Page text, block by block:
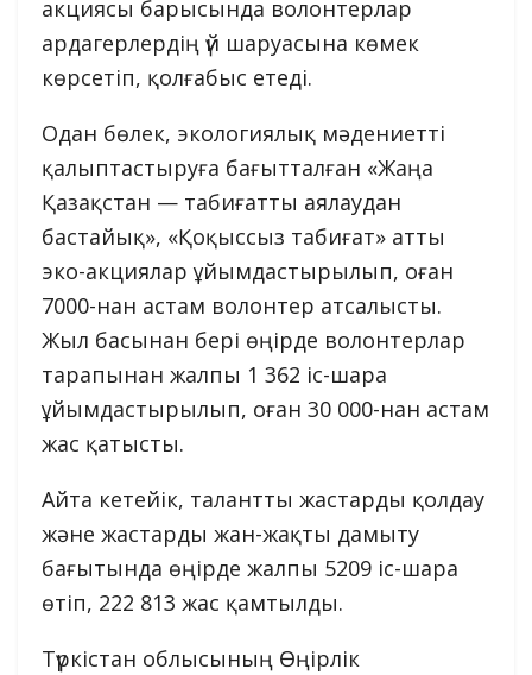
акциясы барысында волонтерлар
ардагерлердің үй шаруасына көмек
көрсетіп, қолғабыс етеді.
Одан бөлек, экологиялық мәдениетті
қалыптастыруға бағытталған «Жаңа
Қазақстан — табиғатты аялаудан
бастайық», «Қоқыссыз табиғат» атты
эко-акциялар ұйымдастырылып, оған
7000-нан астам волонтер атсалысты.
Жыл басынан бері өңірде волонтерлар
тарапынан жалпы 1 362 іс-шара
ұйымдастырылып, оған 30 000-нан астам
жас қатысты.
Айта кетейік, талантты жастарды қолдау
және жастарды жан-жақты дамыту
бағытында өңірде жалпы 5209 іс-шара
өтіп, 222 813 жас қамтылды.
Түркістан облысының Өңірлік